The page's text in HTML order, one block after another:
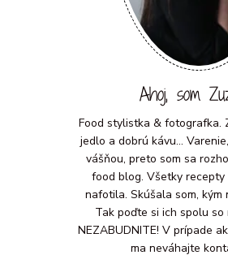
Ahoj, som
Food stylistka & fotografka.
jedlo a dobrú kávu...
vášňou, preto som sa
food blog. Všetky recepty
nafotila. Skúšala som, kým
Tak poďte si ich spolu so
NEZABUDNITE! V prípade
ma neváhajte